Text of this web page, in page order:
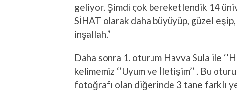
geliyor. Şimdi çok bereketlendik 14
SİHAT olarak daha büyüyüp,
inşallah.”
Daha sonra 1. oturum Havva Sula ile
kelimemiz ‘’Uyum ve İletişim’’ . Bu
fotoğrafı olan diğerinde 3 tane farklı